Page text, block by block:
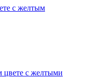
с желтым